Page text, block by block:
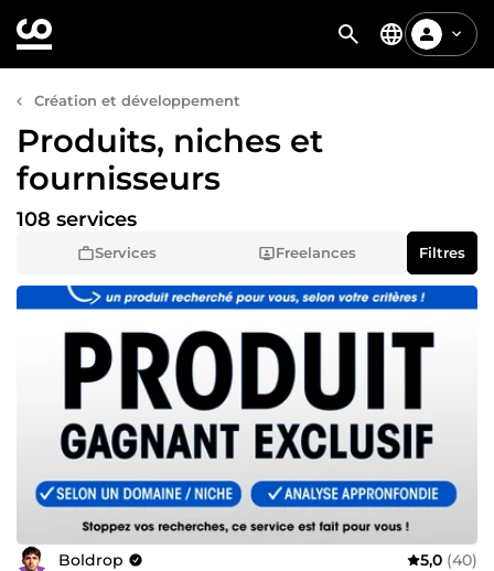
Création et développement
Produits, niches et
fournisseurs
Services Freelances
108 services
Filtres
Boldrop 5,0 (40)